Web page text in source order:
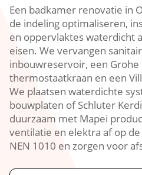
Een badkamer renovatie in
de indeling optimaliseren,
en oppervlaktes waterdicht
eisen. We vervangen
inbouwreservoir, een Grohe
thermostaatkraan en een
We plaatsen waterdichte
bouwplaten of Schluter
duurzaam met Mapei
ventilatie en elektra af op
NEN 1010 en zorgen voor